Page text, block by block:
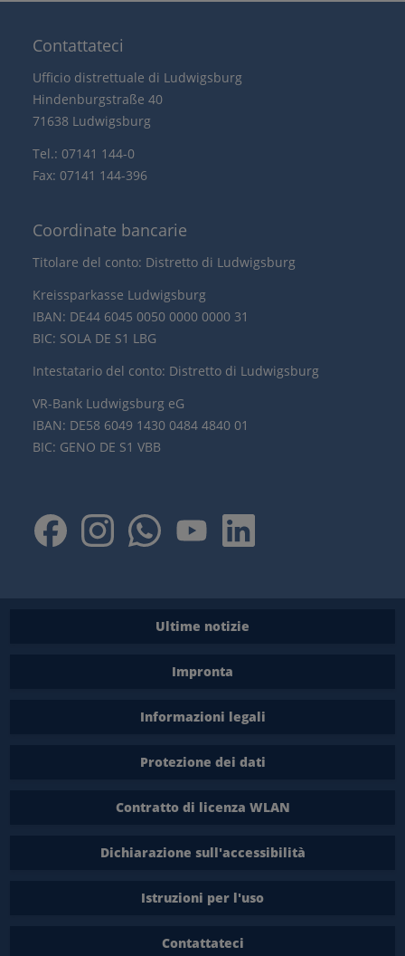
Contattateci
Ufficio distrettuale di Ludwigsburg
Hindenburgstraße 40
71638 Ludwigsburg
Tel.: 07141 144-0
Fax: 07141 144-396
Coordinate bancarie
Titolare del conto: Distretto di Ludwigsburg
Kreissparkasse Ludwigsburg
IBAN: DE44 6045 0050 0000 0000 31
BIC: SOLA DE S1 LBG
Intestatario del conto: Distretto di Ludwigsburg
VR-Bank Ludwigsburg eG
IBAN: DE58 6049 1430 0484 4840 01
BIC: GENO DE S1 VBB
Ultime notizie
Impronta
Informazioni legali
Protezione dei dati
Contratto di licenza WLAN
Dichiarazione sull'accessibilità
Istruzioni per l'uso
Contattateci